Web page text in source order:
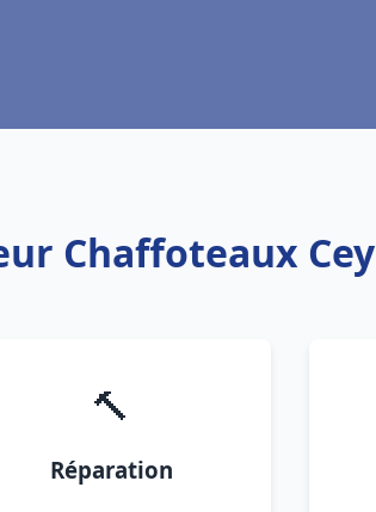
Chaffoteaux
🔨
Réparation